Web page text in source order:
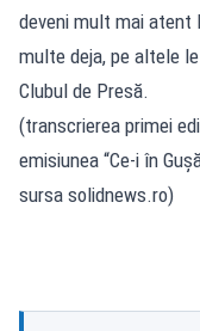
deveni mult mai atent
multe deja, pe altele
Clubul de Presă.
(transcrierea primei
emisiunea “Ce-i în
sursa solidnews.ro)